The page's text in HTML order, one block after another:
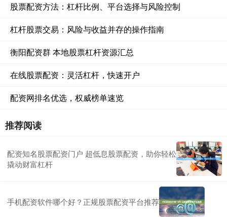
股票配资方法：杠杆比例、平台选择与风险控制
杠杆股票交易：风险与收益并存的操作指南
衡阳配资群 本地股票杠杆资源汇总
在线股票配资：灵活杠杆，快速开户
配资网排名优选，权威榜单速览
推荐阅读
配资知名股票配资门户 超低息股票配资，助你轻松
撬动财富杠杆
手机配资软件哪个好？正规股票配资平台推荐